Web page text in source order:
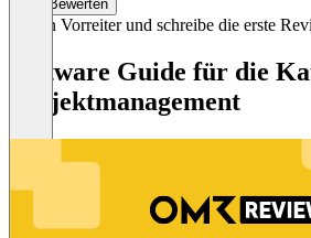
Bewerten
Sei ein Vorreiter und schreibe die erste
Software Guide für die
Projektmanagement